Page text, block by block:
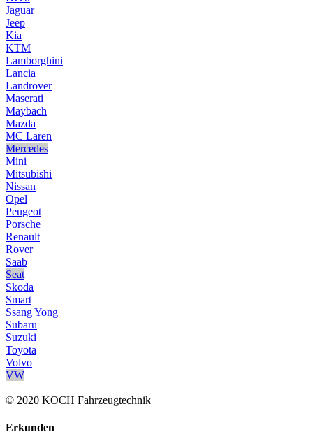
Jaguar
Jeep
Kia
KTM
Lamborghini
Lancia
Landrover
Maserati
Maybach
Mazda
MC Laren
Mercedes
Mini
Mitsubishi
Nissan
Opel
Peugeot
Porsche
Renault
Rover
Saab
Seat
Skoda
Smart
Ssang Yong
Subaru
Suzuki
Toyota
Volvo
VW
© 2020 KOCH Fahrzeugtechnik
Erkunden